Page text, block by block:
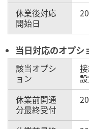
休業後対応
開始日
当日対応のオプシ
該当オプシ
ョン
休業前開通
分最終受付